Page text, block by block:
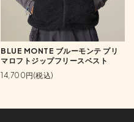
BLUE MONTE ブルーモンテ プリ
マロフトジップフリースベスト
14,700円(税込)